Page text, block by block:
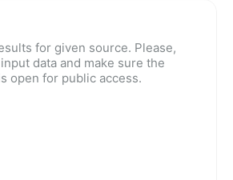
for given source. Please,
data and make sure the
open for public access.